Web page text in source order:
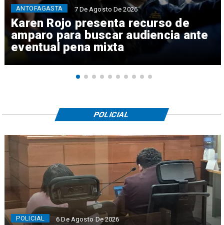
Karen Rojo presenta recurso de
amparo para buscar audiencia ante
eventual pena mixta
ANTOFAGASTA 7 De Agosto De 2026
POLICIAL 6 De Agosto De 2026
POLICIAL